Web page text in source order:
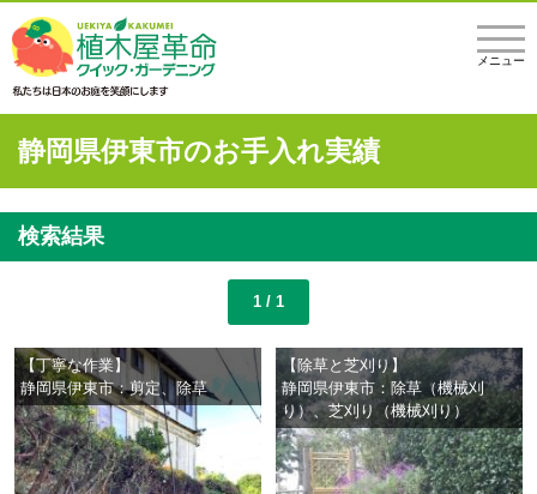
メニュー
静岡県伊東市のお手入れ実績
検索結果
1 / 1
【丁寧な作業】
静岡県伊東市：剪定、除草
【除草と芝刈り】
静岡県伊東市：除草（機械刈
り）、芝刈り（機械刈り）